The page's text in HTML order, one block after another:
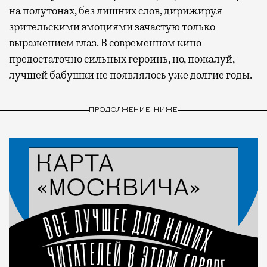
на полутонах, без лишних слов, дирижируя
зрительскими эмоциями зачастую только
выражением глаз. В современном кино
предостаточно сильных героинь, но, пожалуй,
лучшей бабушки не появлялось уже долгие годы.
ПРОДОЛЖЕНИЕ НИЖЕ